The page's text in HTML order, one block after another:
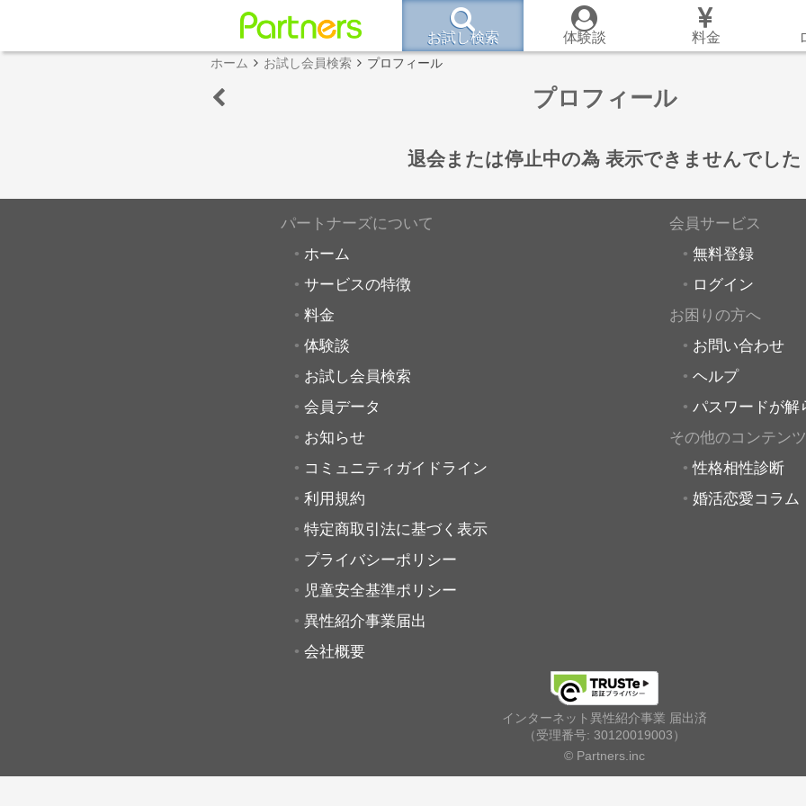
お試し検索 体験談 料金
ホーム お試し会員検索 プロフィール
プロフィール
退会または停止中の為 表示できませんでした
パートナーズについて
ホーム
サービスの特徴
料金
体験談
お試し会員検索
会員データ
お知らせ
コミュニティガイドライン
利用規約
特定商取引法に基づく表示
プライバシーポリシー
児童安全基準ポリシー
異性紹介事業届出
会社概要
会員サービス
無料登録
ログイン
お困りの方へ
お問い合わせ
ヘルプ
パスワードが解
その他のコンテンツ
性格相性診断
婚活恋愛コラム
インターネット異性紹介事業 届出済
（受理番号: 30120019003）
© Partners.inc